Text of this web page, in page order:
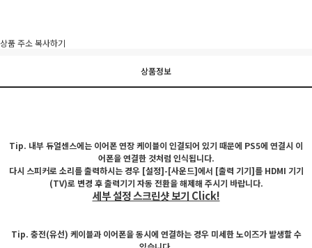
상품 주소 복사하기
상품정보
Tip. 내부 듀얼센스에는 이어폰 연장 케이블이 인결되어 있기 때문에 PS5에 연결시 이
어폰을 연결한 것처럼 인식됩니다.
다시 스피커로 소리를 출력하시는 경우 [설정]-[사운드]에서 [출력 기기]를 HDMI 기기
(TV)로 변경 후 출력기기 자동 전환을 해제해 주시기 바랍니다.
세부 설정 스크린샷 보기 Click!
Tip. 충전(유선) 케이블과 이어폰을 동시에 연결하는 경우 미세한 노이즈가 발생할 수